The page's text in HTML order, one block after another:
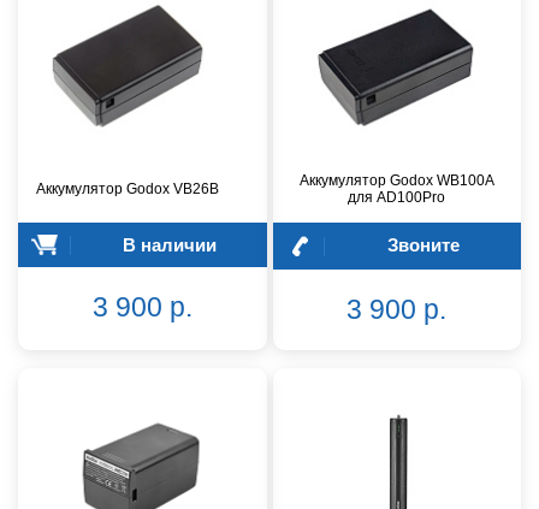
Аккумулятор Godox VB26B
В наличии
3 900 р.
Аккумулятор Godox WB100A
для AD100Pro
Звоните
3 900 р.